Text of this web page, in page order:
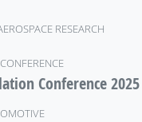
RESEARCH
Conference 2025